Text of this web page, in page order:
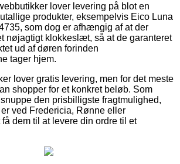
lover levering på blot en
produkter, eksempelvis Eico Luna
som dog er afhængig af at der
nøjagtigt klokkeslæt, så at de garanteret
ud af døren forinden
tager hjem.
lover gratis levering, men for det meste
shopper for et konkret beløb. Som
den prisbilligste fragtmulighed,
ved Fredericia, Rønne eller
dem til at levere din ordre til et